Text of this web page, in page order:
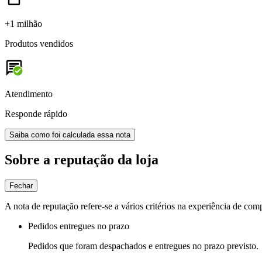
+1 milhão
Produtos vendidos
Atendimento
Responde rápido
Saiba como foi calculada essa nota
Sobre a reputação da loja
Fechar
A nota de reputação refere-se a vários critérios na experiência de
Pedidos entregues no prazo
Pedidos que foram despachados e entregues no prazo previsto.